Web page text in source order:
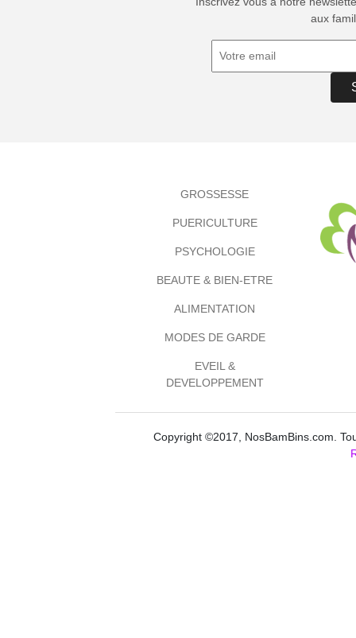
aux
GROSSESSE
PUERICULTURE
PSYCHOLOGIE
BEAUTE & BIEN-ETRE
ALIMENTATION
MODES DE GARDE
EVEIL &
DEVELOPPEMENT
Copyright ©2017, NosBamBins.com.